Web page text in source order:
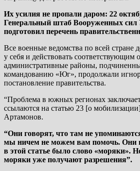
Их усилия не пропали даром: 22
Генеральный штаб Вооруженных
подготовил перечень
Все военные ведомства по всей
у себя и действовать соответствующим
административные районы,
командованию «Юг», продолжали
постановление правительства.
“Проблема в южных регионах
ссылаются на статью 23 [о
Артамонов.
“Они говорят, что там не
мы ничем не можем вам помочь. Они
в этой статье было слово «моряки».
моряки уже получают разрешения”.